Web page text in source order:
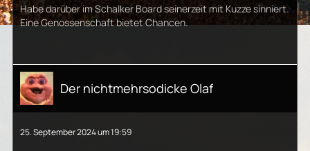
Habe darüber im Schalker Board seinerzeit mit Kuzze sinniert.
Eine Genossenschaft bietet Chancen.
Der nichtmehrsodicke Olaf
25. September 2024 um 19:59